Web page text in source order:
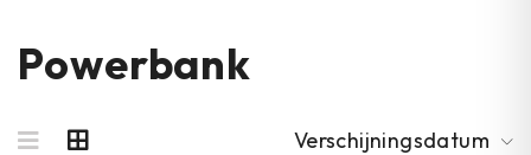
Powerbank
Verschijningsdatum